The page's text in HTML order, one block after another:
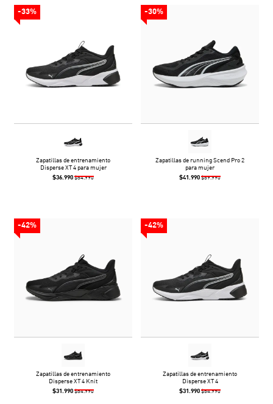
-33%
Zapatillas de entrenamiento
Disperse XT 4 para mujer
$36.990 $54.990
-30%
Zapatillas de running Scend Pro 2
para mujer
$41.990 $59.990
-42%
Zapatillas de entrenamiento
Disperse XT 4 Knit
$31.990 $54.990
-42%
Zapatillas de entrenamiento
Disperse XT 4
$31.990 $54.990